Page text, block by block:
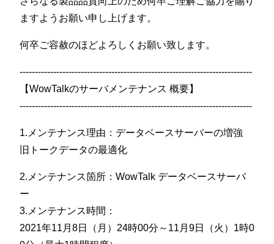
ますようお願い申し上げます。
何卒ご容赦のほどよろしくお願い致します。
----------------------------------------------------------------------------
【WowTalkのサーバメンテナンス 概要】
----------------------------------------------------------------------------
1.メンテナンス理由：データベースサーバーの増強
旧トークデータの最適化
2.メンテナンス箇所：WowTalk データベースサーバ
ー
3.メンテナンス時間：
2021年11月8日（月）24時00分～11月9日（火）1時0